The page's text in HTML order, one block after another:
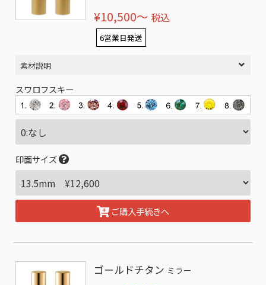
¥10,500〜 税込
6営業日発送
素材説明
スワロフスキー
印面サイズ
ご購入手続きへ
ゴールドチタン ミラー